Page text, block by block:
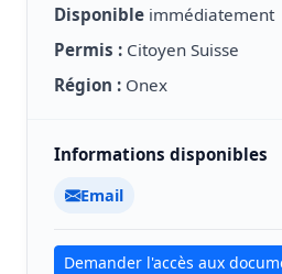
Disponible immédiatement
Permis : Citoyen Suisse
Région : Onex
Informations disponibles
Email
Demander l'accès aux